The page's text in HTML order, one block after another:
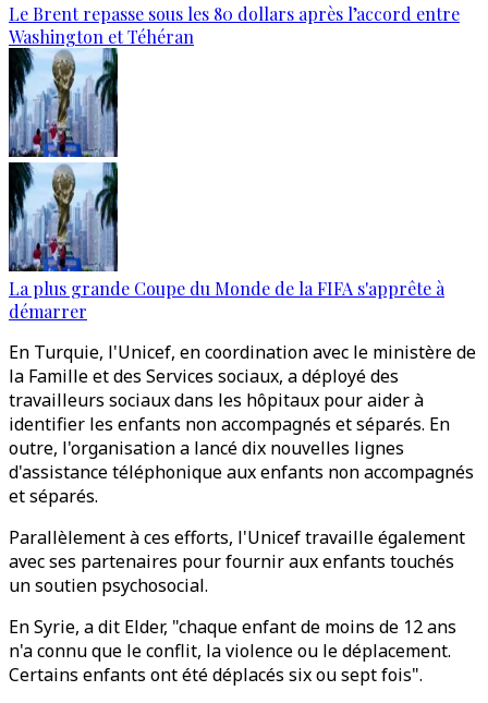
Le Brent repasse sous les 80 dollars après l’accord entre
Washington et Téhéran
La plus grande Coupe du Monde de la FIFA s'apprête à
démarrer
En Turquie, l'Unicef, en coordination avec le ministère de
la Famille et des Services sociaux, a déployé des
travailleurs sociaux dans les hôpitaux pour aider à
identifier les enfants non accompagnés et séparés. En
outre, l'organisation a lancé dix nouvelles lignes
d'assistance téléphonique aux enfants non accompagnés
et séparés.
Parallèlement à ces efforts, l'Unicef travaille également
avec ses partenaires pour fournir aux enfants touchés
un soutien psychosocial.
En Syrie, a dit Elder, "chaque enfant de moins de 12 ans
n'a connu que le conflit, la violence ou le déplacement.
Certains enfants ont été déplacés six ou sept fois".